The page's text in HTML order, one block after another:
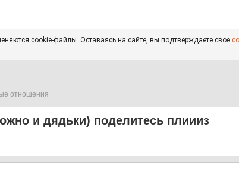
cookie-файлы. Оставаясь на сайте, вы подтверждаете свое
отношения
и дядьки) поделитесь плиииз